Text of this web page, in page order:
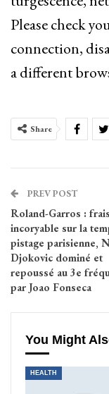
Please check
connection,
a different
Share
PREV POST
Roland-Garros :
incoryable sur la
pistage parisienne,
Djokovic dominé et
repoussé au 3e
par Joao Fonseca
You Might
HEALTH